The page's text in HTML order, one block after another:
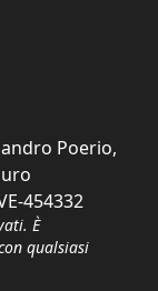
Poerio,
454332
È
qualsiasi